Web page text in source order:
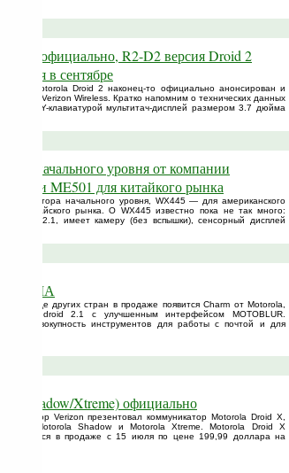
официально, R2-D2 версия Droid 2
в сентябре
Motorola Droid 2 наконец-то официально анонсирован и
Verizon Wireless. Кратко напомним о технических данных
QWERTY-клавиатурой мультитач-дисплей размером 3.7 дюйма
начального уровня от компании
и ME501 для китайкого рынка
начального уровня, WX445 — для американского
китайского рынка. О WX445 известно пока не так много:
Android 2.1, имеет камеру (без вспышки), сенсорный дисплей
в США
в ряде других стран в продаже появится Charm от Motorola,
ОС Android 2.1 с улучшенным интерфейсом MOTOBLUR.
собой совокупность инструментов для работы с почтой и для
Shadow/Xtreme) официально
оператор Verizon презентовал коммуникатор Motorola Droid X,
Motorola Shadow и Motorola Xtreme. Motorola Droid X
ожидается в продаже с 15 июля по цене 199,99 доллара на